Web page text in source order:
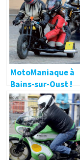
MotoManiaque à
Bains-sur-Oust !